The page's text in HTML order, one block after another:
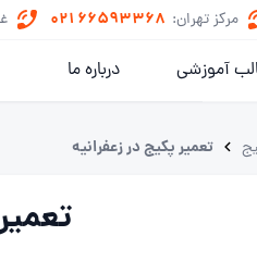
مرکز تهران: 021 66593368
آموزشی درباره ما
تعمیر پکیج در زعفرانیه